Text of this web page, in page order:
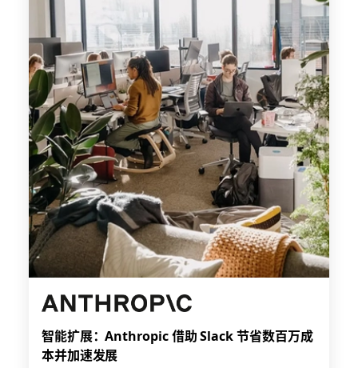
智能扩展：Anthropic 借助 Slack 节省数百万成
本并加速发展